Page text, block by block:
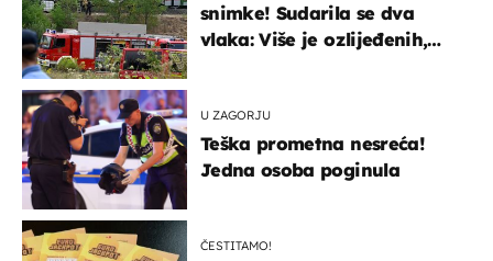
snimke! Sudarila se dva
vlaka: Više je ozlijeđenih,
U ZAGORJU
Teška prometna nesreća!
Jedna osoba poginula
ČESTITAMO!